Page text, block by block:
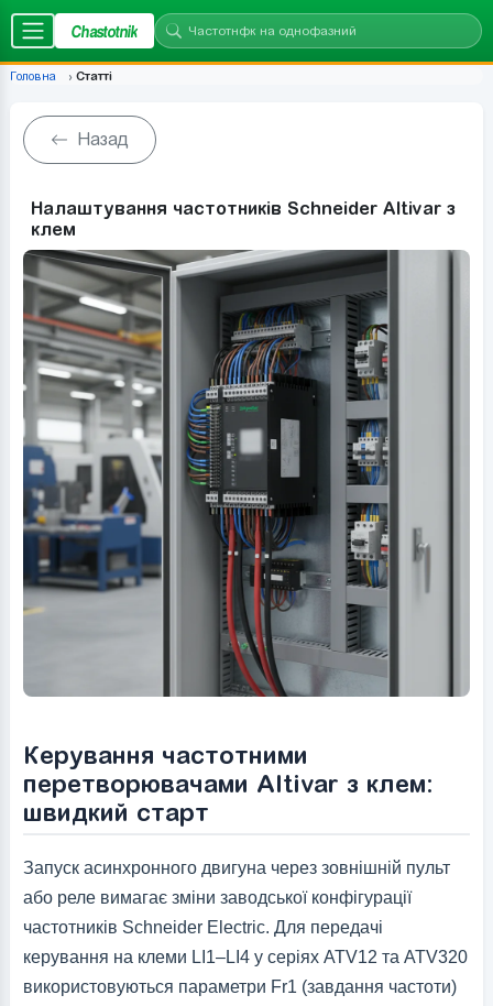
Chastotnik
Головна Статті
Назад
Налаштування частотників Schneider Altivar з
клем
Керування частотними
перетворювачами Altivar з клем:
швидкий старт
Запуск асинхронного двигуна через зовнішній пульт
або реле вимагає зміни заводської конфігурації
частотників Schneider Electric. Для передачі
керування на клеми LI1–LI4 у серіях ATV12 та ATV320
використовуються параметри Fr1 (завдання частоти)